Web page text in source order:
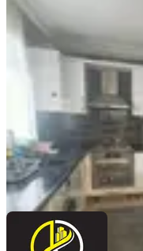
01 ÖZKAYA BİNA
LTD.ŞTİ.01 Özkaya
Ara